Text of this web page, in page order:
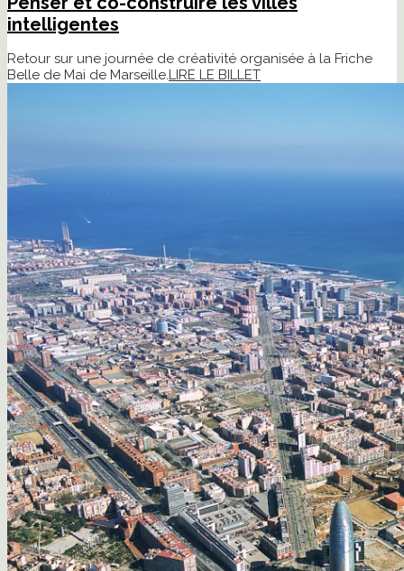
intelligentes
Retour sur une journée de créativité organisée à la Friche
Belle de Mai de Marseille.LIRE LE BILLET